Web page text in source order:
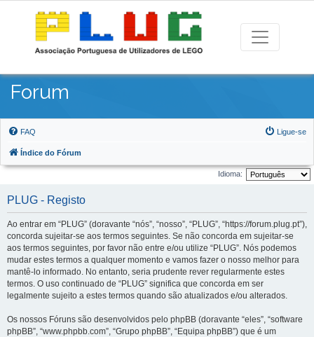
Forum
FAQ Ligue-se
Índice do Fórum
Idioma:
PLUG - Registo
Ao entrar em “PLUG” (doravante “nós”, “nosso”, “PLUG”, “https://forum.plug.pt”),
concorda sujeitar-se aos termos seguintes. Se não concorda em sujeitar-se
aos termos seguintes, por favor não entre e/ou utilize “PLUG”. Nós podemos
mudar estes termos a qualquer momento e vamos fazer o nosso melhor para
mantê-lo informado. No entanto, seria prudente rever regularmente estes
termos. O uso continuado de “PLUG” significa que concorda em ser
legalmente sujeito a estes termos quando são atualizados e/ou alterados.
Os nossos Fóruns são desenvolvidos pelo phpBB (doravante “eles”, “software
phpBB”, “www.phpbb.com”, “Grupo phpBB”, “Equipa phpBB”) que é um